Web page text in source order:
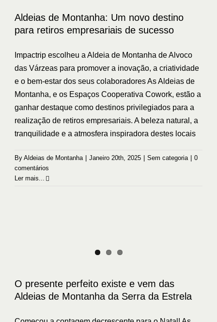
Sem categoria
Aldeias de Montanha: Um novo destino
para retiros empresariais de sucesso
Impactrip escolheu a Aldeia de Montanha de Alvoco
das Várzeas para promover a inovação, a criatividade
e o bem-estar dos seus colaboradores As Aldeias de
Montanha, e os Espaços Cooperativa Cowork, estão a
ganhar destaque como destinos privilegiados para a
realização de retiros empresariais. A beleza natural, a
tranquilidade e a atmosfera inspiradora destes locais
By Aldeias de Montanha Janeiro 20th, 2025 Sem categoria
0
comentários
Ler mais...
O presente perfeito existe e vem das
Aldeias de Montanha da Serra da Estrela